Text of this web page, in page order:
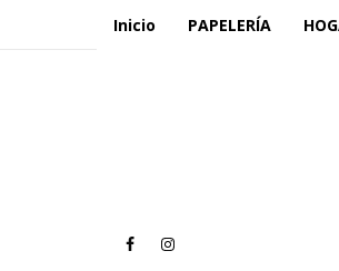
Inicio PAPELERÍA